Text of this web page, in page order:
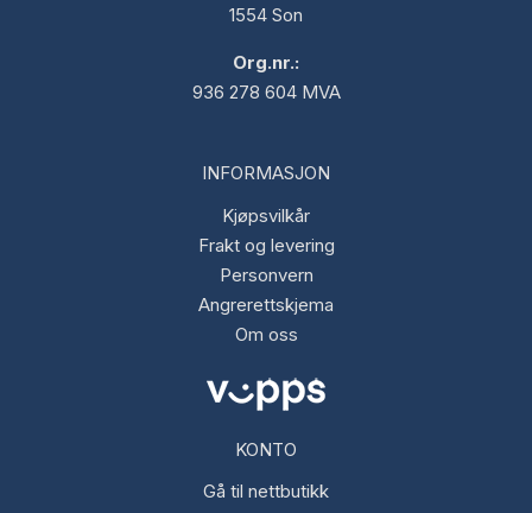
1554 Son
Org.nr.:
936 278 604 MVA
INFORMASJON
Kjøpsvilkår
Frakt og levering
Personvern
Angrerettskjema
Om oss
KONTO
Gå til nettbutikk